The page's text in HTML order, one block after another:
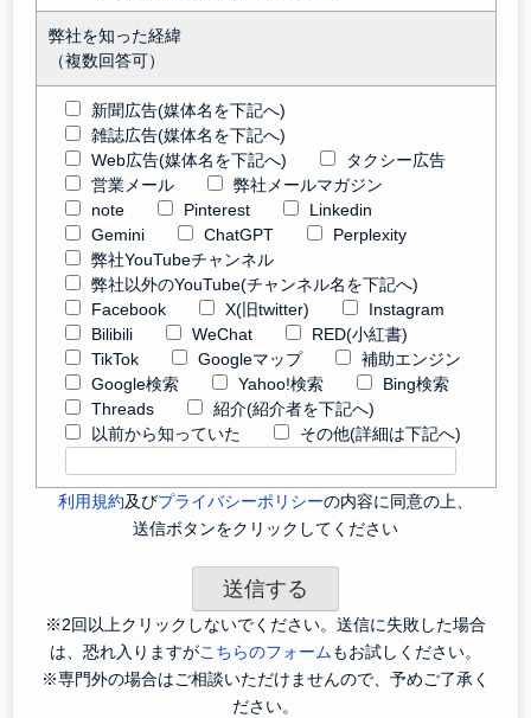
弊社を知った経緯
（複数回答可）
新聞広告(媒体名を下記へ)
雑誌広告(媒体名を下記へ)
Web広告(媒体名を下記へ)
タクシー広告
営業メール
弊社メールマガジン
note
Pinterest
Linkedin
Gemini
ChatGPT
Perplexity
弊社YouTubeチャンネル
弊社以外のYouTube(チャンネル名を下記へ)
Facebook
X(旧twitter)
Instagram
Bilibili
WeChat
RED(小紅書)
TikTok
Googleマップ
補助エンジン
Google検索
Yahoo!検索
Bing検索
Threads
紹介(紹介者を下記へ)
以前から知っていた
その他(詳細は下記へ)
利用規約及びプライバシーポリシーの内容に同意の上、
送信ボタンをクリックしてください
※2回以上クリックしないでください。送信に失敗した場合
は、恐れ入りますがこちらのフォームもお試しください。
※専門外の場合はご相談いただけませんので、予めご了承く
ださい。